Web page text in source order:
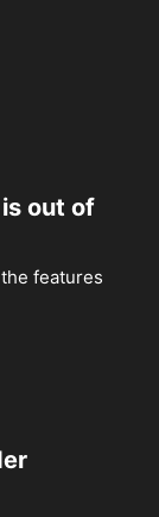
out of
features